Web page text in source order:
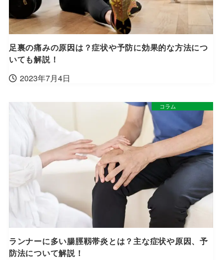
足裏の痛みの原因は？症状や予防に効果的な方法につ
いても解説！
2023年7月4日
ランナーに多い腸脛靱帯炎とは？主な症状や原因、予
防法について解説！
コラム